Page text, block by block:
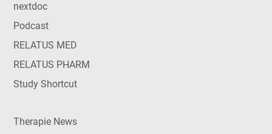
nextdoc
Podcast
RELATUS MED
RELATUS PHARM
Study Shortcut
Therapie News